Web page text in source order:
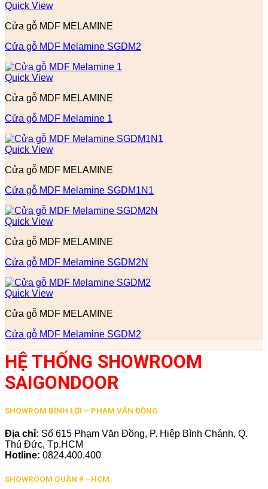
Quick View
Cửa gỗ MDF MELAMINE
Cửa gỗ MDF Melamine SGDM2
Quick View
Cửa gỗ MDF MELAMINE
Cửa gỗ MDF Melamine 1
Quick View
Cửa gỗ MDF MELAMINE
Cửa gỗ MDF Melamine SGDM1N1
Quick View
Cửa gỗ MDF MELAMINE
Cửa gỗ MDF Melamine SGDM2N
Quick View
Cửa gỗ MDF MELAMINE
Cửa gỗ MDF Melamine SGDM2
HỆ THỐNG SHOWROOM
SAIGONDOOR
SHOWROM BÌNH LỢI – PHẠM VĂN ĐỒNG
Địa chỉ: Số 615 Phạm Văn Đồng, P. Hiệp Bình Chánh, Q.
Thủ Đức, Tp.HCM
Hotline: 0824.400.400
SHOWROOM QUẬN 9 –HCM